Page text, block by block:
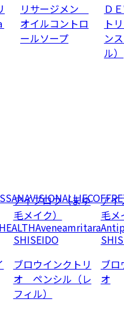
アイブロウ（まゆ
毛メイク）
SHISEIDO
ブロウインクトリ
オ ペンシル（レ
フィル）
アイ
毛メ
ブロ
オ
リサージメン
オイルコントロ
ールソープ
Ｄ
ト
ン
ル）
NAVISIONALLIE
Aveneamritara